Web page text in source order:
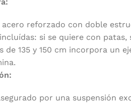
acero reforzado con doble
si se quiere con patas,
de 135 y 150 cm incorpora un
por una suspensión